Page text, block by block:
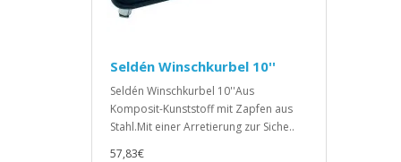
Seldén Winschkurbel 10''
Seldén Winschkurbel 10''Aus
Komposit-Kunststoff mit Zapfen aus
Stahl.Mit einer Arretierung zur Siche..
57,83€